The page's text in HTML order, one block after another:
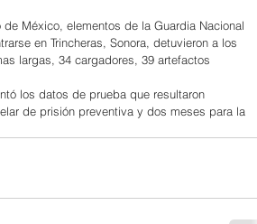
México, elementos de la Guardia Nacional
en Trincheras, Sonora, detuvieron a los
largas, 34 cargadores, 39 artefactos
los datos de prueba que resultaron
de prisión preventiva y dos meses para la